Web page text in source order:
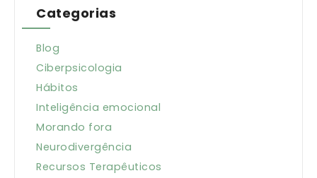
Categorias
Blog
Ciberpsicologia
Hábitos
Inteligência emocional
Morando fora
Neurodivergência
Recursos Terapêuticos